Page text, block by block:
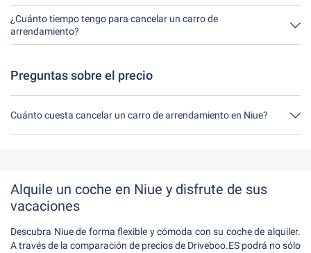
Alquile un coche en Niue y disfrute de sus
vacaciones
Descubra Niue de forma flexible y cómoda con su coche de alquiler.
A través de la comparación de precios de Driveboo.ES podrá no sólo
Lo mejor es contratar un seguro a todo riesgo sin franquicia a
través de nosotros. Así no tendrás que contratar ningún seguro
adicional in situ.
¿Cuánto tiempo tengo para cancelar un carro de
arrendamiento?
Tienes hasta 24 horas antes del arrendamiento dentro del horario
Preguntas sobre el precio
Cuánto cuesta cancelar un carro de arrendamiento en Niue?
Hasta 24 horas antes del arrendamiento, la cancelación durante